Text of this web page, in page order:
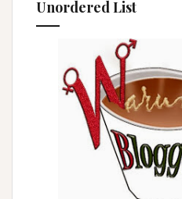
Unordered List